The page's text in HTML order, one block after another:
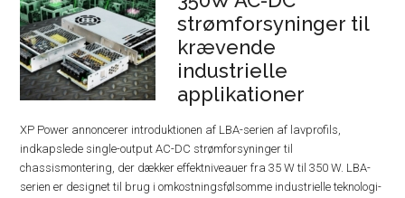
strømforsyninger til
krævende
industrielle
applikationer
XP Power annoncerer introduktionen af ​​LBA-serien af ​​lavprofils,
indkapslede single-output AC-DC strømforsyninger til
chassismontering, der dækker effektniveauer fra 35 W til 350 W. LBA-
serien er designet til brug i omkostningsfølsomme industrielle teknologi-